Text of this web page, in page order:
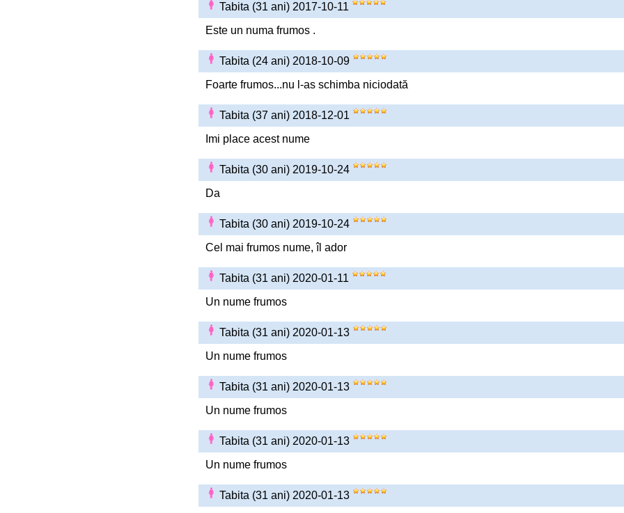
Tabita (31 ani) 2017-10-11
Este un numa frumos .
Tabita (24 ani) 2018-10-09
Foarte frumos...nu l-as schimba niciodată
Tabita (37 ani) 2018-12-01
Imi place acest nume
Tabita (30 ani) 2019-10-24
Da
Tabita (30 ani) 2019-10-24
Cel mai frumos nume, îl ador
Tabita (31 ani) 2020-01-11
Un nume frumos
Tabita (31 ani) 2020-01-13
Un nume frumos
Tabita (31 ani) 2020-01-13
Un nume frumos
Tabita (31 ani) 2020-01-13
Un nume frumos
Tabita (31 ani) 2020-01-13